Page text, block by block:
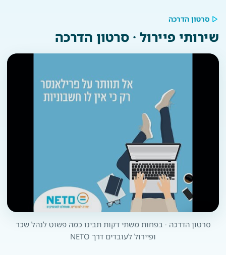
סרטון הדרכה
שירותי פיירול · סרטון הדרכה
סרטון הדרכה · בפחות משתי דקות תבינו כמה פשוט לנהל שכר
ופיירול לעובדים דרך NETO